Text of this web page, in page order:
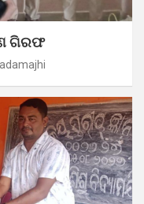
ଗିରଫ